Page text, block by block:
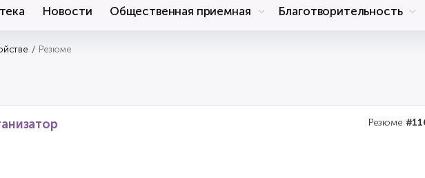
Новости Общественная приемная Благотворительность
Резюме
Резюме